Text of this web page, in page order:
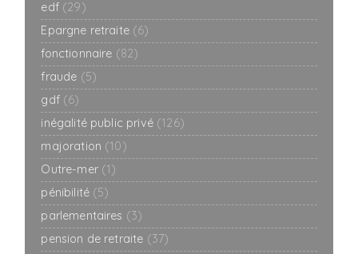
edf (29)
Epargne retraite (6)
fonctionnaire (82)
fraude (5)
gdf (6)
inégalité public privé (126)
majoration (10)
Outre-mer (1)
pénibilité (5)
parlementaires (3)
pension de retraite (37)